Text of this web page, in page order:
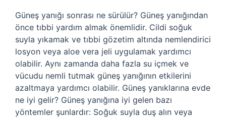
Güneş yanığı sonrası ne sürülür? Güneş yanığından
önce tıbbi yardım almak önemlidir. Cildi soğuk
suyla yıkamak ve tıbbi gözetim altında nemlendirici
losyon veya aloe vera jeli uygulamak yardımcı
olabilir. Aynı zamanda daha fazla su içmek ve
vücudu nemli tutmak güneş yanığının etkilerini
azaltmaya yardımcı olabilir. Güneş yanıklarına evde
ne iyi gelir? Güneş yanığına iyi gelen bazı
yöntemler şunlardır: Soğuk suyla duş alın veya